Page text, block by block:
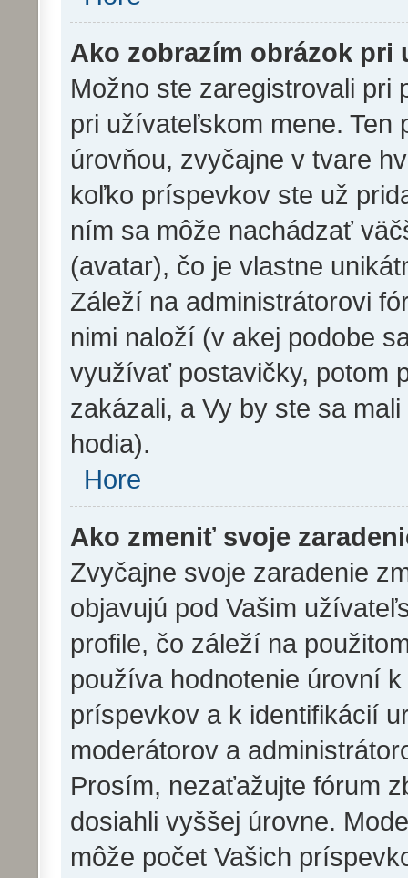
Ako zobrazím obrázok pri
Možno ste zaregistrovali
pri užívateľskom mene. Ten
úrovňou, zvyčajne v tvare
koľko príspevkov ste už
ním sa môže nachádzať
(avatar), čo je vlastne
Záleží na administrátorovi
nimi naloží (v akej podobe
využívať postavičky, potom
zakázali, a Vy by ste sa
hodia).
Hore
Ako zmeniť svoje
Zvyčajne svoje zaradenie
objavujú pod Vašim
profile, čo záleží na
používa hodnotenie úrovní
príspevkov a k identifikácií
moderátorov a
Prosím, nezaťažujte fórum
dosiahli vyššej úrovne.
môže počet Vašich